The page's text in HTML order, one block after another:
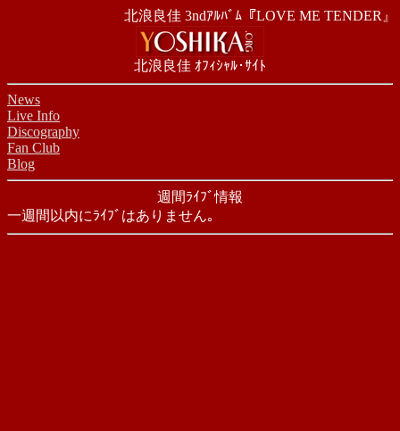
北浪良佳 3ndｱﾙﾊﾞﾑ『LOVE ME TENDER』
北浪良佳 ｵﾌｨｼｬﾙ･ｻｲﾄ
News
Live Info
Discography
Fan Club
Blog
週間ﾗｲﾌﾞ情報
一週間以内にﾗｲﾌﾞはありません｡